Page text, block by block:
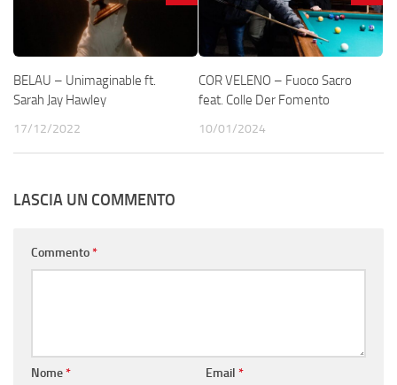
BELAU – Unimaginable ft.
Sarah Jay Hawley
17/12/2022
COR VELENO – Fuoco Sacro
feat. Colle Der Fomento
10/01/2024
LASCIA UN COMMENTO
Commento*
Nome* Email *